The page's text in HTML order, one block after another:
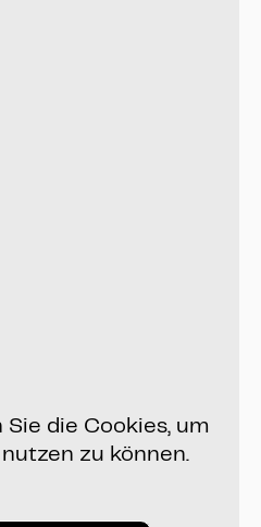
die Cookies, um
zu können.